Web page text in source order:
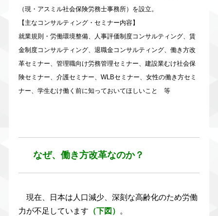
（現・アスミル社会保険労務士事務所）を設立。
【主なコンサルティング・セミナー内容】
就業規則・労働環境整備、人事評価制度コンサルティング、賃
金制度コンサルティング、退職金コンサルティング、働き方改
革セミナー、管理職向け労務管理セミナー、建設業むけ社会保
険セミナー、介護セミナー、WLBセミナー、女性の働き方セミ
ナー、学生むけ働く前に知っておいてほしいこと 等
なぜ、働き方改革なのか？
現在、日本は人口減少、深刻な高齢化のため労働
力が不足しています （下図） 。